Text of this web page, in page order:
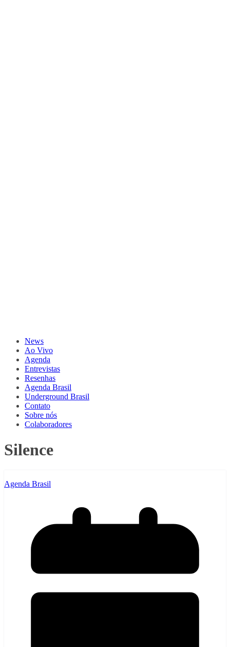
News
Ao Vivo
Agenda
Entrevistas
Resenhas
Agenda Brasil
Underground Brasil
Contato
Sobre nós
Colaboradores
Silence
Agenda Brasil